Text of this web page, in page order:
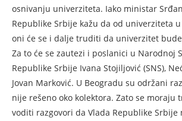
osnivanju univerziteta. Iako ministar
Republike Srbije kažu da od univerziteta
oni će se i dalje truditi da univerzitet
Za to će se zautezi i poslanici u Narodnoj
Republike Srbije Ivana Stojiljović (SNS),
Jovan Marković. U Beogradu su održani
nije rešeno oko kolektora. Zato se moraju
voditi razgovori da Vlada Republike Srbije